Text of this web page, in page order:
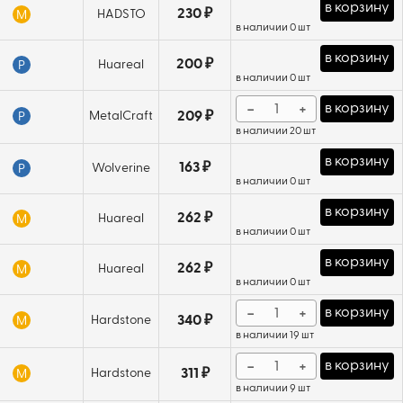
M HADSTO 230 ₽ в корзину
в наличии 0 шт
P Huareal 200 ₽ в корзину
в наличии 0 шт
P MetalCraft 209 ₽ − + в корзину
в наличии 20 шт
P Wolverine 163 ₽ в корзину
в наличии 0 шт
M Huareal 262 ₽ в корзину
в наличии 0 шт
M Huareal 262 ₽ в корзину
в наличии 0 шт
M Hardstone 340 ₽ − + в корзину
в наличии 19 шт
M Hardstone 311 ₽ − + в корзину
в наличии 9 шт